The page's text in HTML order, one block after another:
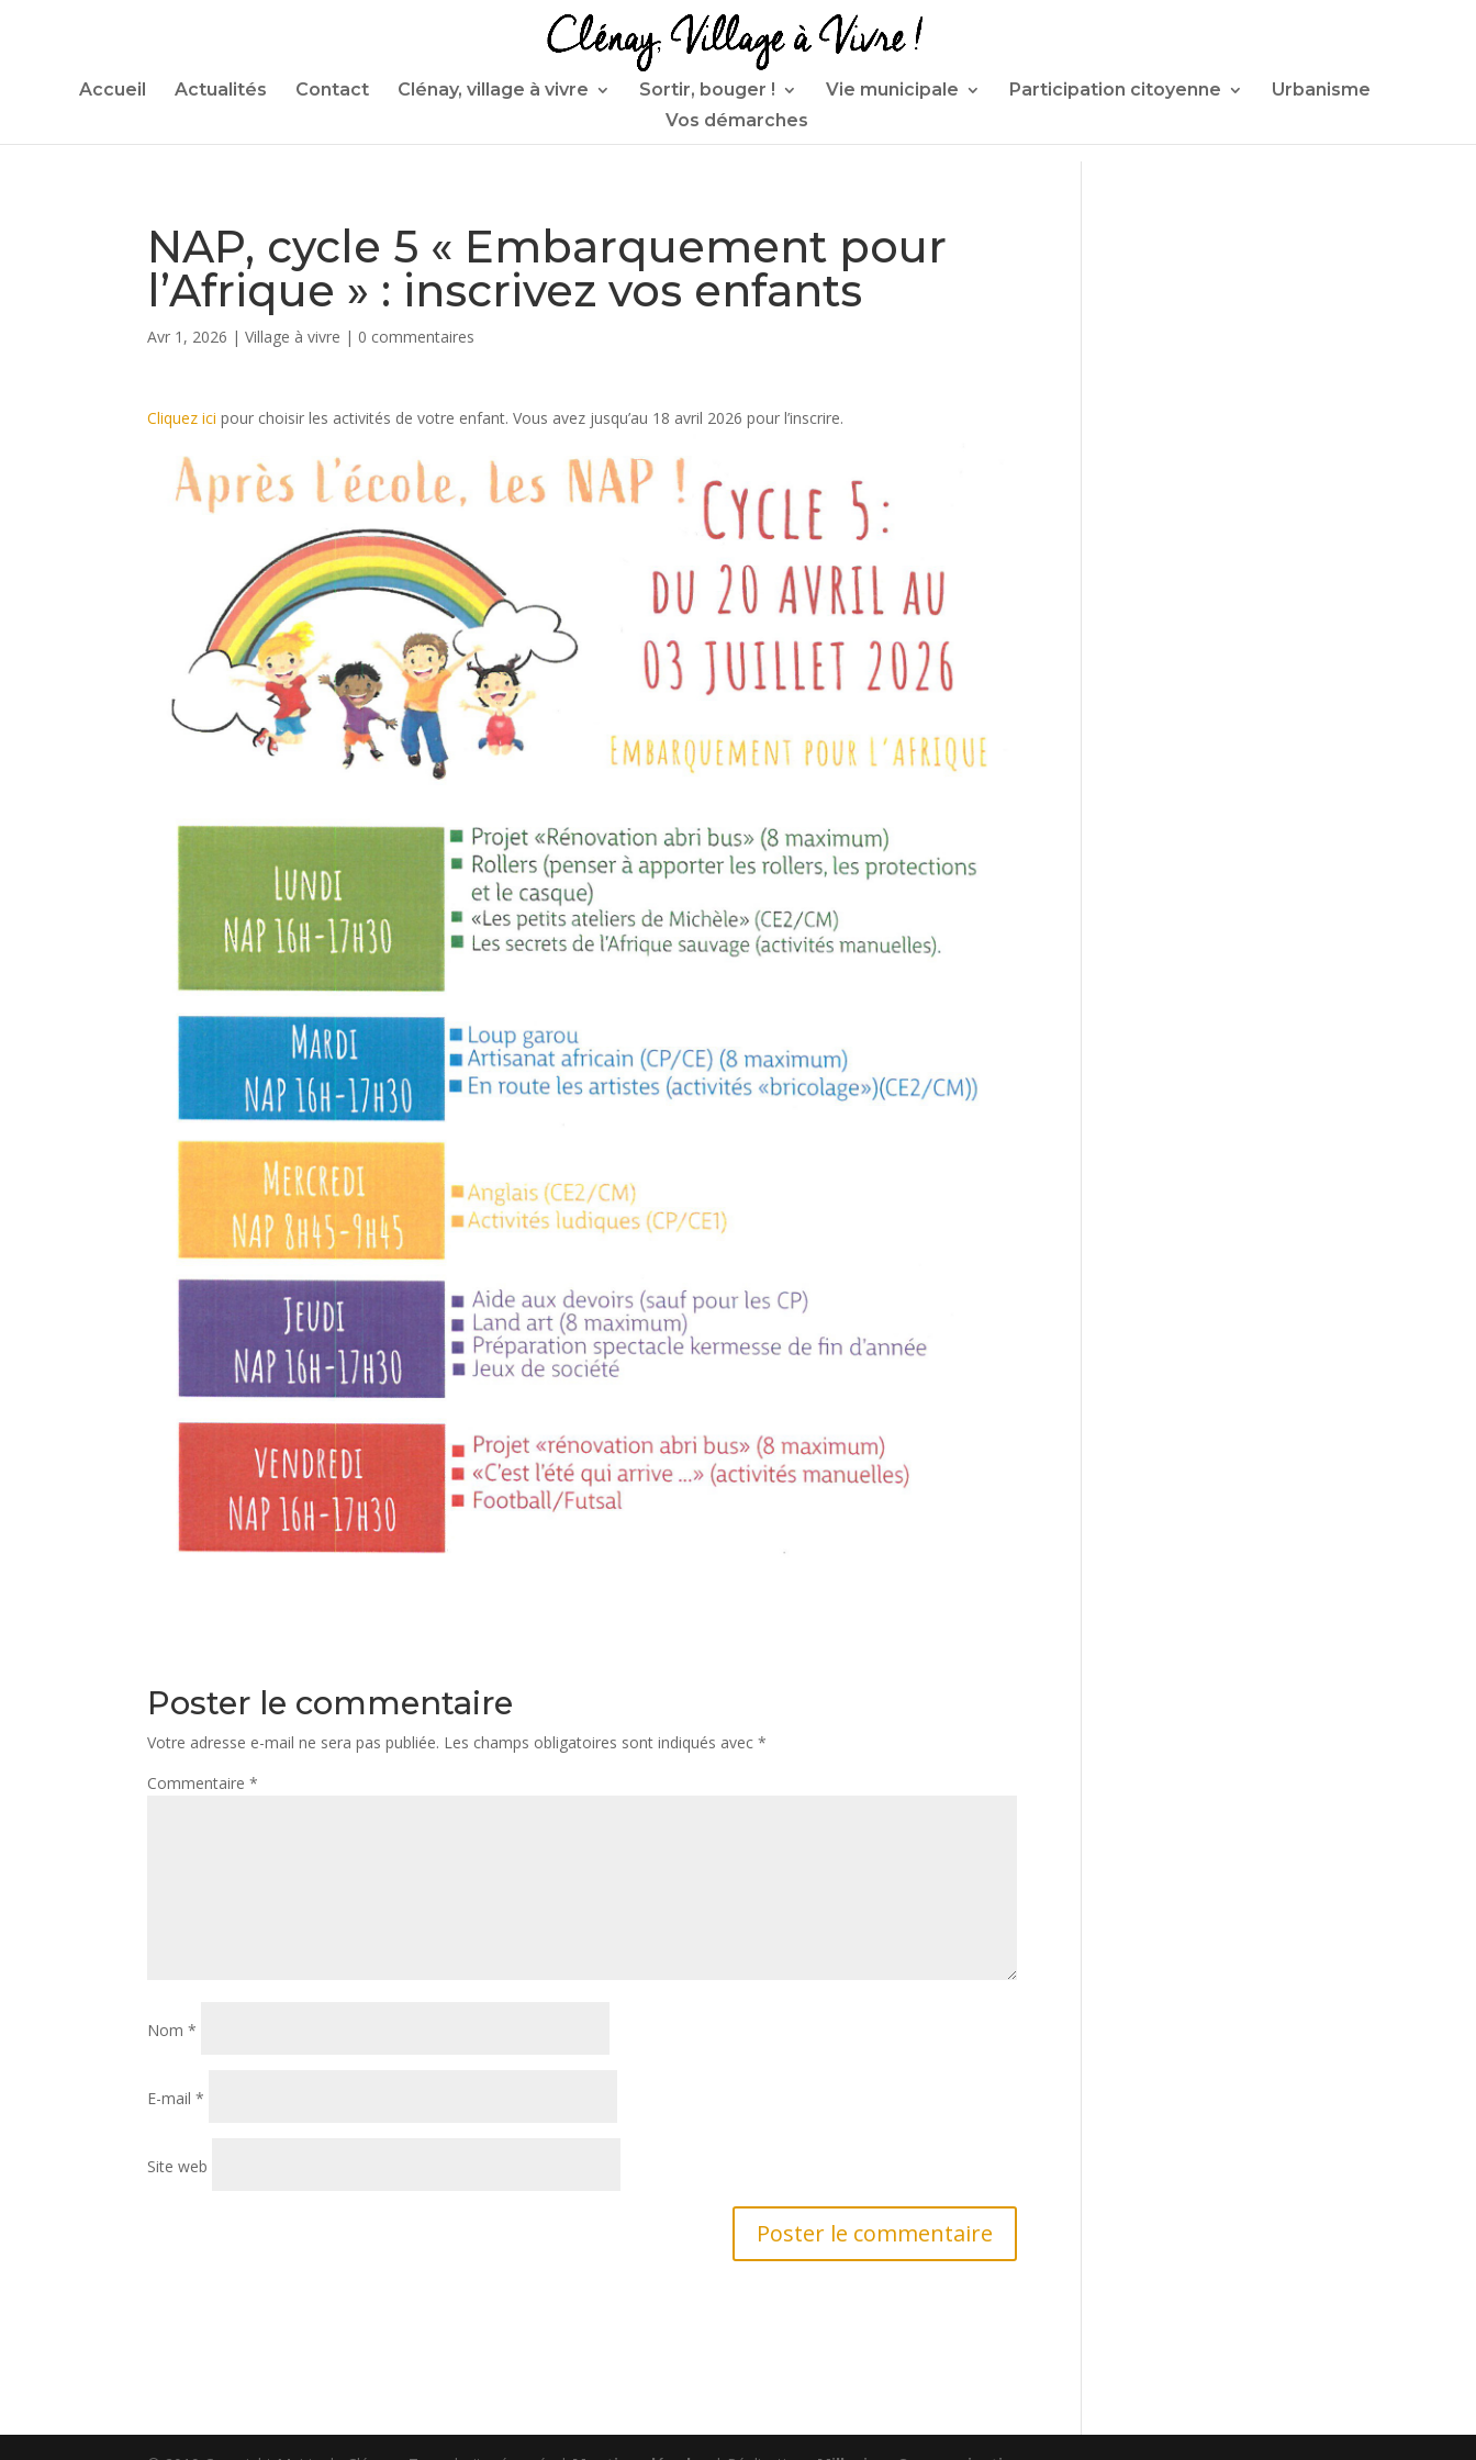
Accueil Actualités Contact Clénay, village à vivre Sortir, bouger ! Vie municipale Participation citoyenne
Urbanisme
Vos démarches
NAP, cycle 5 « Embarquement pour
l’Afrique » : inscrivez vos enfants
Avr 1, 2026 |Village à vivre | 0 commentaires
Cliquez ici pour choisir les activités de votre enfant. Vous avez jusqu’au 18 avril 2026 pour l’inscrire.
Poster le commentaire
Votre adresse e-mail ne sera pas publiée. Les champs obligatoires sont indiqués avec*
Commentaire*
Nom*
E-mail*
Site web